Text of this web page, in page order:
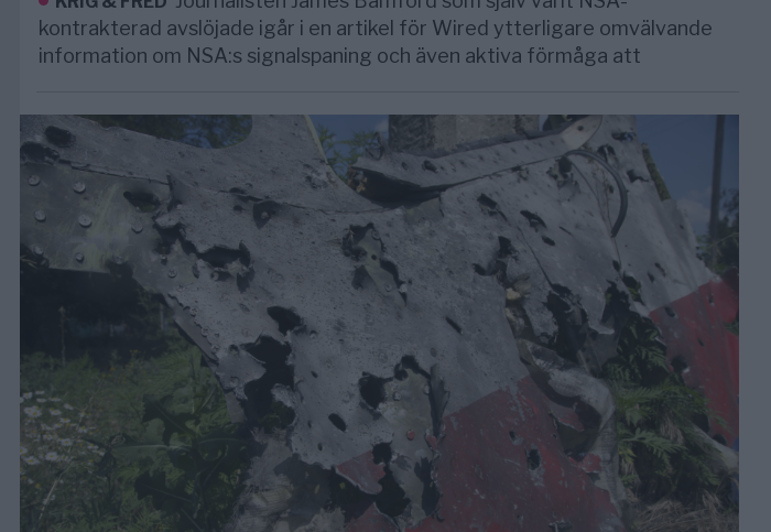
kontrakterad avslöjade igår i en artikel för Wired ytterligare omvälvande
information om NSA:s signalspaning och även aktiva förmåga att